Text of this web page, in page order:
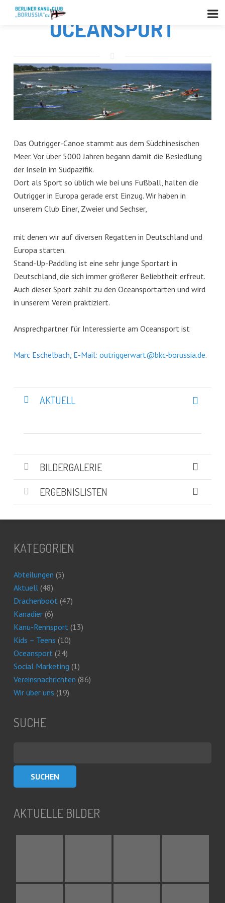
OCEANSPORT
Das Outrigger-Canoe stammt aus dem Südchinesischen
Meer. Vor über 5000 Jahren begann damit die Besiedlung
der Inseln im Südpazifik.
Dort als Sport so üblich wie bei uns Fußball, halten die
Outrigger in Europa gerade erst Einzug. Wir haben in
unserem Club Einer, Zweier und Sechser,
mit denen wir auf diversen Regatten in Deutschland und
Europa starten.
Stand-Up-Paddling ist eine sehr junge Sportart in
Deutschland, die sich immer größerer Beliebtheit erfreut.
Auch dieser Sport zählt zu den Oceansportarten und wird
in unserem Verein praktiziert.
Ansprechpartner für Interessierte am Oceansport ist
Marc Eschelbach, E-Mail: outriggerwart@bkc-borussia.de.
AKTUELL
BILDERGALERIE
ERGEBNISLISTEN
KATEGORIEN
Abteilungen (5)
Aktuell (48)
Drachenboot (47)
Kanadier(6)
Kanu-Rennsport (13)
Kids – Teens (10)
Oceansport (24)
Social Marketing (1)
Vereinsnachrichten (86)
Wir über uns (19)
SUCHE
AKTUELLE BILDER